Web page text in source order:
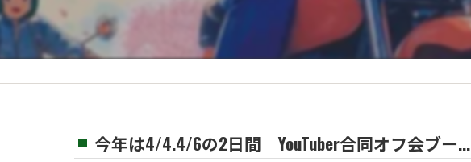
今年は4/4.4/6の2日間 YouTuber合同オフ会ブー...